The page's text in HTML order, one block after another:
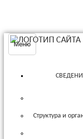
Меню
Структура и